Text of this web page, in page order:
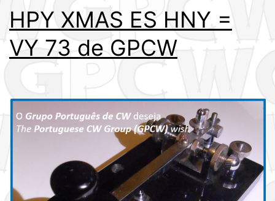
HPY XMAS ES HNY =
VY 73 de GPCW